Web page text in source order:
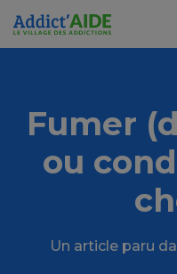
Aller au contenu principal
Fumer
ou
Un article paru
Panneau de gestion des